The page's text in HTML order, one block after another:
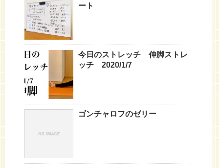
ート
今日のストレッチ 伸脚ストレ
ッチ 2020/1/7
ゴンチャロフのゼリー